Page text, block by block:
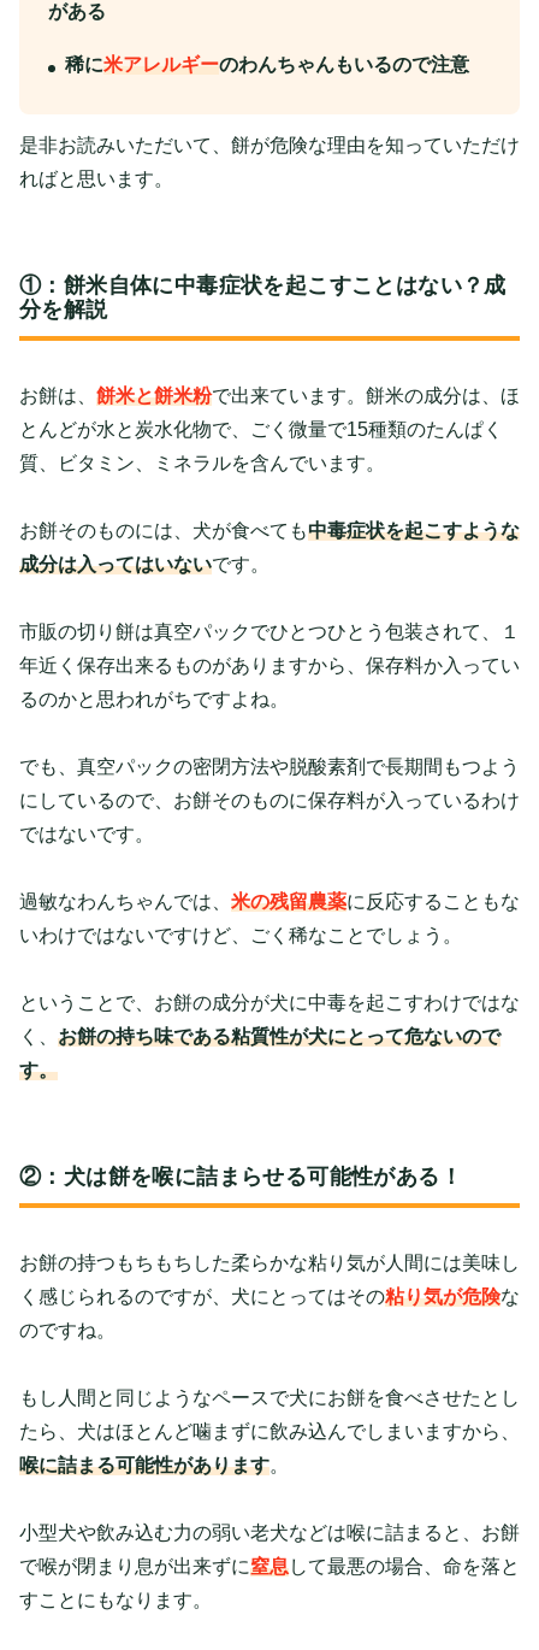
がある
稀に米アレルギーのわんちゃんもいるので注意
是非お読みいただいて、餅が危険な理由を知っていただけ
ればと思います。
①：餅米自体に中毒症状を起こすことはない？成
分を解説
お餅は、 餅米と餅米粉で出来ています。餅米の成分は、ほ
とんどが水と炭水化物で、ごく微量で15種類のたんぱく
質、ビタミン、ミネラルを含んでいます。
お餅そのものには、犬が食べても中毒症状を起こすような
成分は入ってはいないです。
市販の切り餅は真空パックでひとつひとう包装されて、１
年近く保存出来るものがありますから、保存料か入ってい
るのかと思われがちですよね。
でも、真空パックの密閉方法や脱酸素剤で長期間もつよう
にしているので、お餅そのものに保存料が入っているわけ
ではないです。
過敏なわんちゃんでは、 米の残留農薬に反応することもな
いわけではないですけど、ごく稀なことでしょう。
ということで、お餅の成分が犬に中毒を起こすわけではな
く、 お餅の持ち味である粘質性が犬にとって危ないので
す。
②：犬は餅を喉に詰まらせる可能性がある！
お餅の持つもちもちした柔らかな粘り気が人間には美味し
く感じられるのですが、犬にとってはその粘り気が危険な
のですね。
もし人間と同じようなペースで犬にお餅を食べさせたとし
たら、犬はほとんど噛まずに飲み込んでしまいますから、
喉に詰まる可能性があります。
小型犬や飲み込む力の弱い老犬などは喉に詰まると、お餅
で喉が閉まり息が出来ずに窒息して最悪の場合、命を落と
すことにもなります。